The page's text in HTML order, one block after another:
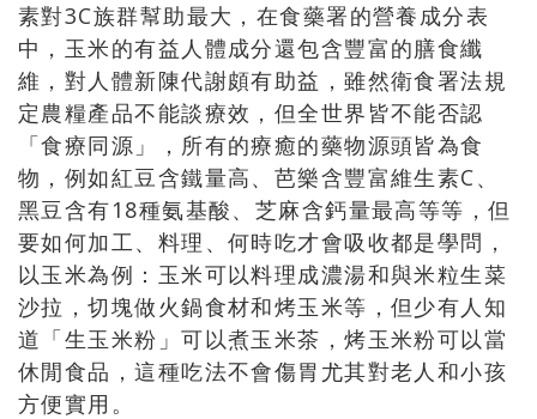
素對3C族群幫助最大，在食藥署的營養成分表
中，玉米的有益人體成分還包含豐富的膳食纖
維，對人體新陳代謝頗有助益，雖然衛食署法規
定農糧產品不能談療效，但全世界皆不能否認
「食療同源」，所有的療癒的藥物源頭皆為食
物，例如紅豆含鐵量高、芭樂含豐富維生素C、
黑豆含有18種氨基酸、芝麻含鈣量最高等等，但
要如何加工、料理、何時吃才會吸收都是學問，
以玉米為例：玉米可以料理成濃湯和與米粒生菜
沙拉，切塊做火鍋食材和烤玉米等，但少有人知
道「生玉米粉」可以煮玉米茶，烤玉米粉可以當
休閒食品，這種吃法不會傷胃尤其對老人和小孩
方便實用。